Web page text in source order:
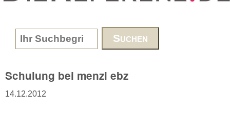
www.DieReferenz.de
Search form
Schulung bei menzi ebz
14.12.2012